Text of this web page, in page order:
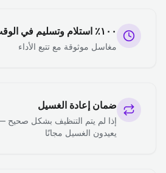
١٠٠٪ استلام وتسليم في الوقت
مغاسل موثوقة مع تتبع الأداء
ضمان إعادة الغسيل
إذا لم يتم التنظيف بشكل
يعيدون الغسيل مجانًا